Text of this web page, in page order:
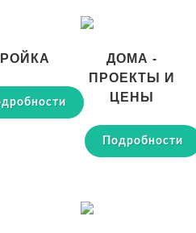
ДОМА -
ПРОЕКТЫ И
ЦЕНЫ
Подробности